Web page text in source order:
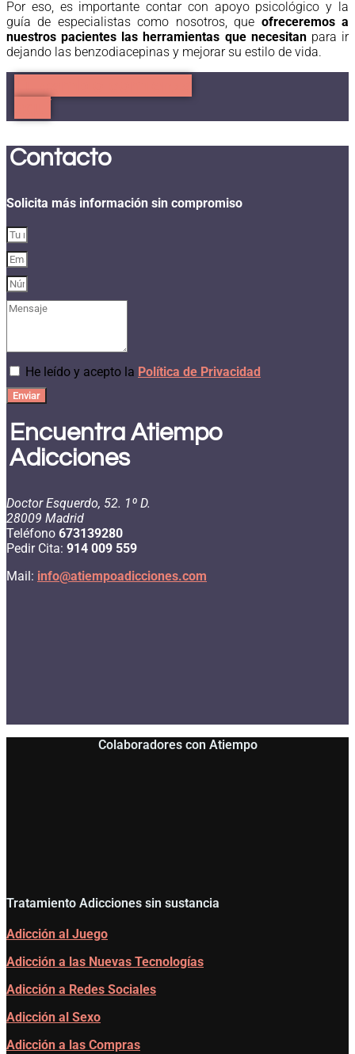
Por eso, es importante contar con apoyo psicológico y la
guía de especialistas como nosotros, que ofreceremos a
nuestros pacientes las herramientas que necesitanpara ir
dejando las benzodiacepinas y mejorar su estilo de vida.
Contacto
Solicita más información sin compromiso
He leído y acepto la Política de Privacidad
Enviar
Encuentra Atiempo
Adicciones
Doctor Esquerdo, 52. 1º D.
28009 Madrid
Teléfono 673139280
Pedir Cita: 914 009 559
Mail: info@atiempoadicciones.com
Colaboradores con Atiempo
Tratamiento Adicciones sin sustancia
Adicción al Juego
Adicción a las Nuevas Tecnologías
Adicción a Redes Sociales
Adicción al Sexo
Adicción a las Compras